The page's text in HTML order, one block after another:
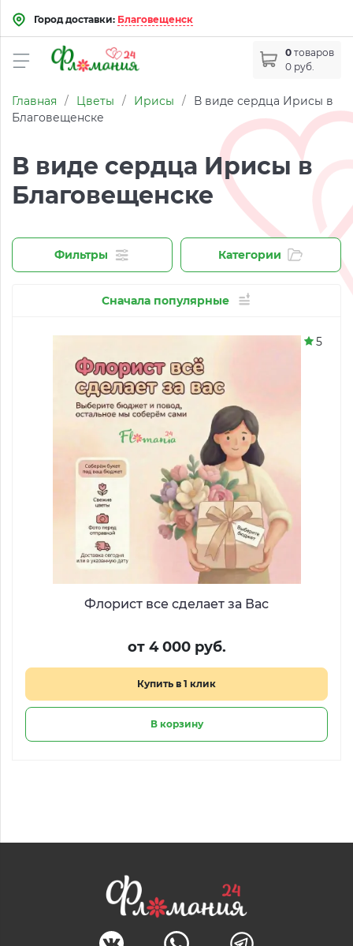
Город доставки: Благовещенск
0 товаров
0 руб.
Главная / Цветы / Ирисы /
В виде сердца Ирисы в
Благовещенске
В виде сердца Ирисы в
Благовещенске
Фильтры Категории
Сначала популярные
Флорист все сделает за Вас
от 4 000 руб.
Купить в 1 клик
В корзину
5